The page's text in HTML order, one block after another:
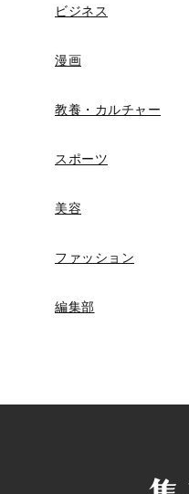
ビジネス
漫画
教養・カルチャー
スポーツ
美容
ファッション
編集部